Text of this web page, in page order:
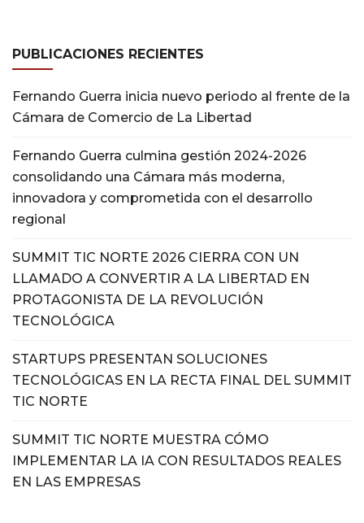
PUBLICACIONES RECIENTES
Fernando Guerra inicia nuevo periodo al frente de la
Cámara de Comercio de La Libertad
Fernando Guerra culmina gestión 2024-2026
consolidando una Cámara más moderna,
innovadora y comprometida con el desarrollo
regional
SUMMIT TIC NORTE 2026 CIERRA CON UN
LLAMADO A CONVERTIR A LA LIBERTAD EN
PROTAGONISTA DE LA REVOLUCIÓN
TECNOLÓGICA
STARTUPS PRESENTAN SOLUCIONES
TECNOLÓGICAS EN LA RECTA FINAL DEL SUMMIT
TIC NORTE
SUMMIT TIC NORTE MUESTRA CÓMO
IMPLEMENTAR LA IA CON RESULTADOS REALES
EN LAS EMPRESAS